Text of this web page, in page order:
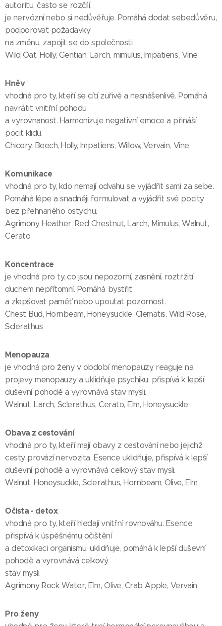
autoritu, často se rozčílí,
je nervózní nebo si nedůvěřuje. Pomáhá dodat sebedůvěru,
podporovat požadavky
na změnu, zapojit se do společnosti.
Wild Oat, Holly, Gentian, Larch, mimulus, Impatiens, Vine
Hněv
vhodná pro ty, kteří se cítí zuřivě a nesnášenlivě. Pomáhá
navrátit vnitřní pohodu
a vyrovnanost. Harmonizuje negativní emoce a přináší
pocit klidu.
Chicory, Beech, Holly, Impatiens, Willow, Vervain, Vine
Komunikace
vhodná pro ty, kdo nemají odvahu se vyjádřit sami za sebe.
Pomáhá lépe a snadněji formulovat a vyjádřit své pocity
bez přehnaného ostychu.
Agrimony, Heather, Red Chestnut, Larch, Mimulus, Walnut,
Cerato
Koncentrace
je vhodná pro ty, co jsou nepozorní, zasnění, roztržití,
duchem nepřítomní. Pomáhá bystřit
a zlepšovat paměť nebo upoutat pozornost.
Chest Bud, Hornbeam, Honeysuckle, Clematis, Wild Rose,
Sclerathus
Menopauza
je vhodná pro ženy v období menopauzy, reaguje na
projevy menopauzy a uklidňuje psychiku, přispívá k lepší
duševní pohodě a vyrovnává stav mysli.
Walnut, Larch, Sclerathus, Cerato, Elm, Honeysuckle
Obava z cestování
vhodná pro ty, kteří mají obavy z cestování nebo jejichž
cesty provází nervozita. Esence uklidňuje, přispívá k lepší
duševní pohodě a vyrovnává celkový stav mysli.
Walnut, Honeysuckle, Sclerathus, Hornbeam, Olive, Elm
Očista - detox
vhodná pro ty, kteří hledají vnitřní rovnováhu. Esence
přispívá k úspěšnému očištění
a detoxikaci organismu, uklidňuje, pomáhá k lepší duševní
pohodě a vyrovnává celkový
stav mysli.
Agrimony, Rock Water, Elm, Olive, Crab Apple, Vervain
Pro ženy